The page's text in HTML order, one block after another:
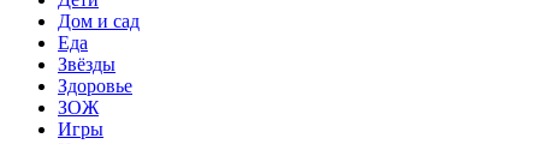
Дом и сад
Еда
Звёзды
Здоровье
ЗОЖ
Игры